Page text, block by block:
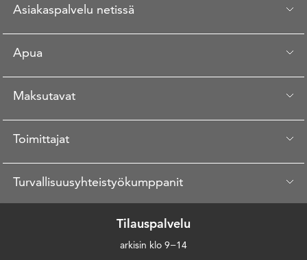
Asiakaspalvelu netissä
Apua
Maksutavat
Toimittajat
Turvallisuusyhteistyökumppanit
Tilauspalvelu
arkisin klo 9−14